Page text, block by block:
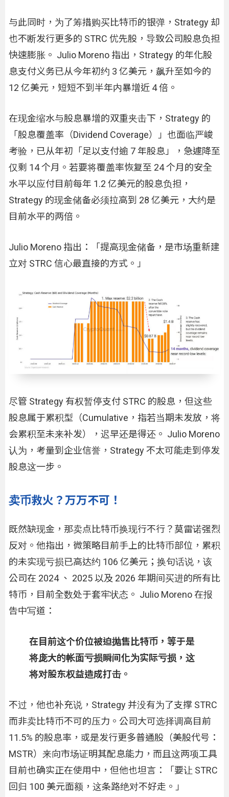
与此同时，为了筹措购买比特币的银弹，Strategy 却
也不断发行更多的 STRC 优先股，导致公司股息负担
快速膨胀。 Julio Moreno 指出，Strategy 的年化股
息支付义务已从今年初约 3 亿美元，飙升至如今的
12 亿美元，短短不到半年内暴增近 4 倍。
在现金缩水与股息暴增的双重夹击下，Strategy 的
「股息覆盖率（Dividend Coverage）」也面临严峻
考验，已从年初「足以支付逾 7 年股息」，急遽降至
仅剩 14 个月。若要将覆盖率恢复至 24 个月的安全
水平以应付目前每年 1.2 亿美元的股息负担，
Strategy 的现金储备必须拉高到 28 亿美元，大约是
目前水平的两倍。
Julio Moreno 指出：「提高现金储备，是市场重新建
立对 STRC 信心最直接的方式。」
尽管 Strategy 有权暂停支付 STRC 的股息，但这些
股息属于累积型（Cumulative，指若当期未发放，将
会累积至未来补发），迟早还是得还。 Julio Moreno
认为，考量到企业信誉，Strategy 不太可能走到停发
股息这一步。
卖币救火？万万不可！
既然缺现金，那卖点比特币换现行不行？莫雷诺强烈
反对。他指出，微策略目前手上的比特币部位，累积
的未实现亏损已高达约 106 亿美元；换句话说，该
公司在 2024 、 2025 以及 2026 年期间买进的所有比
特币，目前全数处于套牢状态。 Julio Moreno 在报
告中写道：
在目前这个价位被迫抛售比特币，等于是
将庞大的帐面亏损瞬间化为实际亏损，这
将对股东权益造成打击。
不过，他也补充说，Strategy 并没有为了支撑 STRC
而非卖比特币不可的压力。公司大可选择调高目前
11.5% 的股息率，或是发行更多普通股（美股代号：
MSTR）来向市场证明其配息能力，而且这两项工具
目前也确实正在使用中，但他也坦言：「要让 STRC
回归 100 美元面额，这条路绝对不好走。」